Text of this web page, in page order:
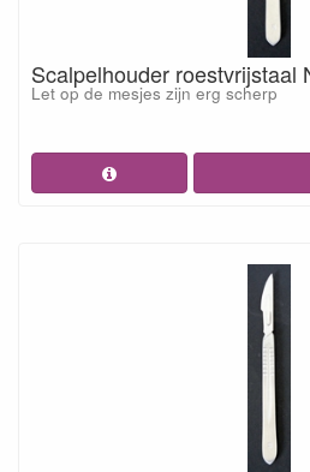
Scalpelhouder roestvrijstaal
Let op de mesjes zijn erg scherp